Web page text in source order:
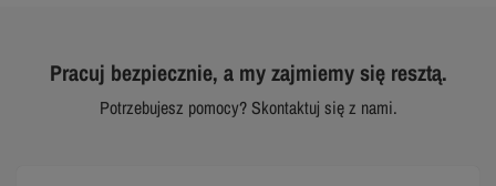
Pracuj bezpiecznie, a my zajmiemy się resztą.
Potrzebujesz pomocy? Skontaktuj się z nami.